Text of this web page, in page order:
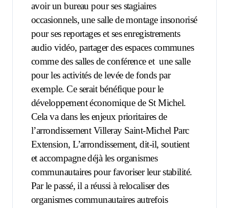
avoir un bureau pour ses stagiaires
occasionnels, une salle de montage insonorisé
pour ses reportages et ses enregistrements
audio vidéo, partager des espaces communes
comme des salles de conférence et une salle
pour les activités de levée de fonds par
exemple. Ce serait bénéfique pour le
développement économique de St Michel.
Cela va dans les enjeux prioritaires de
l’arrondissement Villeray Saint-Michel Parc
Extension, L’arrondissement, dit-il, soutient
et accompagne déjà les organismes
communautaires pour favoriser leur stabilité.
Par le passé, il a réussi à relocaliser des
organismes communautaires autrefois